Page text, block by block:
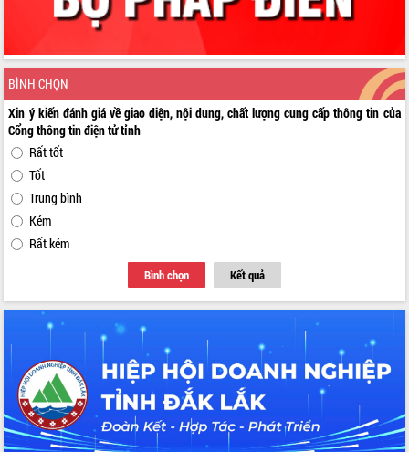
BÌNH CHỌN
Xin ý kiến đánh giá về giao diện, nội dung, chất lượng cung cấp thông tin của
Cổng thông tin điện tử tỉnh
Rất tốt
Tốt
Trung bình
Kém
Rất kém
Bình chọn Kết quả